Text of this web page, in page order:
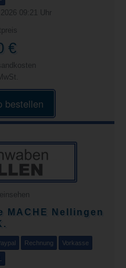
09:21 Uhr
€
bestellen
MACHE Nellingen
Rechnung Vorkasse